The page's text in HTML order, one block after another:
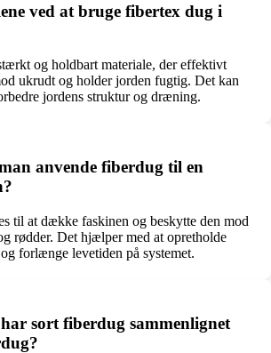
ved at bruge fibertex dug i
og holdbart materiale, der effektivt
ukrudt og holder jorden fugtig. Det kan
jordens struktur og dræning.
anvende fiberdug til en
til at dække faskinen og beskytte den mod
rødder. Det hjælper med at opretholde
forlænge levetiden på systemet.
sort fiberdug sammenlignet